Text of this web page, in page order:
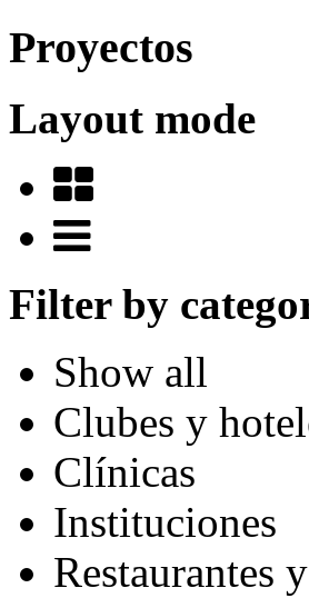
Proyectos
Layout mode
Filter by
Show all
Clubes y
Clínicas
Instituciones
Restaurantes